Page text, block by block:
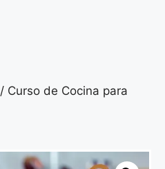
/ Curso de Cocina para